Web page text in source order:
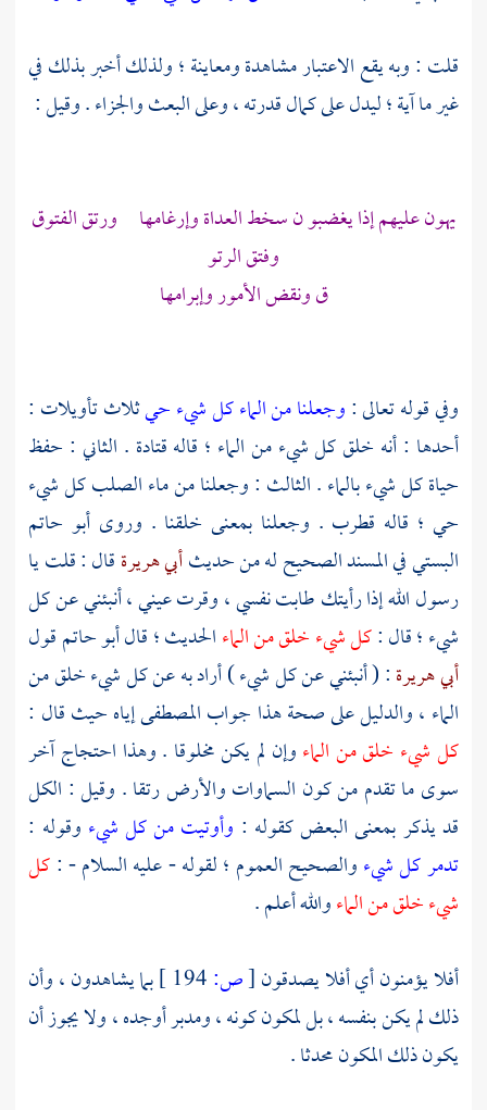
قلت : وبه يقع الاعتبار مشاهدة ومعاينة ؛ ولذلك أخبر بذلك في
غير ما آية ؛ ليدل على كمال قدرته ، وعلى البعث والجزاء . وقيل :
يهون عليهم إذا يغضبو ن سخط العداة وإرغامها ورتق الفتوق
وفتق الرتو
ق ونقض الأمور وإبرامها
وفي قوله تعالى :وجعلنا من الماء كل شيء حيثلاث تأويلات :
أحدها : أنه خلق كل شيء من الماء ؛ قالهقتادة . الثاني : حفظ
حياة كل شيء بالماء . الثالث : وجعلنا من ماء الصلب كل شيء
حي ؛ قاله قطرب . وجعلنا بمعنى خلقنا . وروى أبو حاتم
البستيفي المسند الصحيح له من حديثأبي هريرةقال : قلت يا
رسول الله إذا رأيتك طابت نفسي ، وقرت عيني ، أنبئني عن كل
شيء ؛ قال :كل شيء خلق من الماءالحديث ؛ قالأبو حاتمقول
أبي هريرة: ( أنبئني عن كل شيء ) أراد به عن كل شيء خلق من
الماء ، والدليل على صحة هذا جواب المصطفى إياه حيث قال :
كل شيء خلق من الماءوإن لم يكن مخلوقا . وهذا احتجاج آخر
سوى ما تقدم من كون السماوات والأرض رتقا . وقيل : الكل
قد يذكر بمعنى البعض كقوله : وأوتيت من كل شيء وقوله :
تدمر كل شيءوالصحيح العموم ؛ لقوله - عليه السلام - :كل
شيء خلق من الماءوالله أعلم .
أفلا يؤمنون أي أفلا يصدقون[ص:
بما يشاهدون ، وأن
ذلك لم يكن بنفسه ، بل لمكون كونه ، ومدبر أوجده ، ولا يجوز أن
يكون ذلك المكون محدثا .